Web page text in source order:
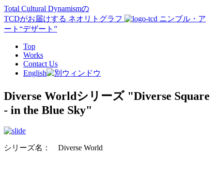
Total Cultural Dynamismの
TCDがお届けする ネオリトグラフ
ニンブル・ア
ート“デザート”
Top
Works
Contact Us
English
Diverse Worldシリーズ"Diverse Square
- in the Blue Sky"
シリーズ名： Diverse World